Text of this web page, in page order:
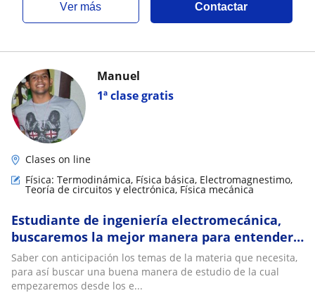
ver más Contactar
1ª clase gratis
Manuel
Clases on line
Física: Termodinámica, Física básica, Electromagnestimo,
Teoría de circuitos y electrónica, Física mecánica
Estudiante de ingeniería electromecánica,
buscaremos la mejor manera para entender
los temas
Saber con anticipación los temas de la materia que necesita,
para así buscar una buena manera de estudio de la cual
empezaremos desde los e...